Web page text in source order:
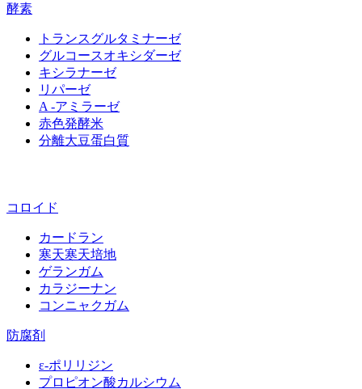
酵素
トランスグルタミナーゼ
グルコースオキシダーゼ
キシラナーゼ
リパーゼ
A -アミラーゼ
赤色発酵米
分離大豆蛋白質
コロイド
カードラン
寒天寒天培地
ゲランガム
カラジーナン
コンニャクガム
防腐剤
ε‐ポリリジン
プロピオン酸カルシウム